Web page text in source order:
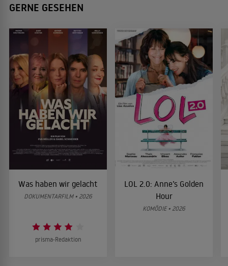
GERNE GESEHEN
Was haben wir gelacht
DOKUMENTARFILM • 2026
prisma-Redaktion
LOL 2.0: Anne’s Golden
Hour
KOMÖDIE • 2026